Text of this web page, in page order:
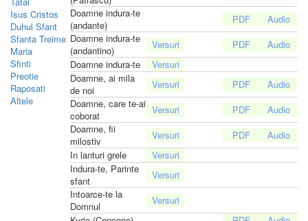
Isus Cristos
Duhul Sfant
Sfanta Treime
Maria
Sfinti
Preotie
Raposati
Altele
Doamne indura-te
(andante)
Doamne indura-te
(andantino)
Doamne indura-te
Doamne, ai mila
de noi
Doamne, care te-ai
coborat
Doamne, fii
milostiv
In lanturi grele
Indura-te, Parinte
sfant
Intoarce-te la
Domnul